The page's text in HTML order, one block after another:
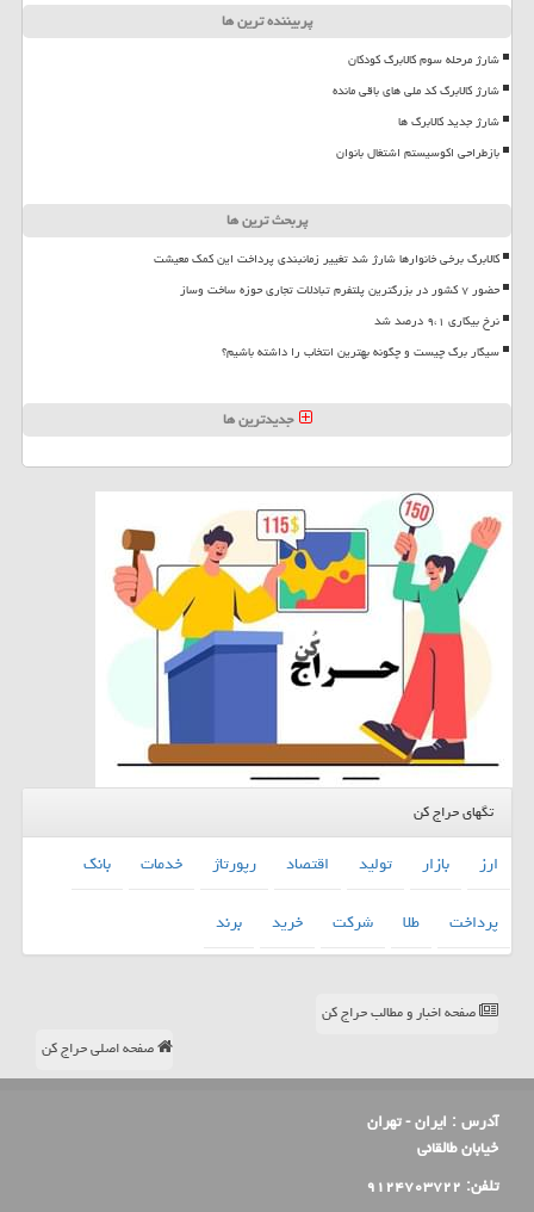
پربیننده ترین ها
شارژ مرحله سوم کالابرگ کودکان
شارژ کالابرگ کد ملی های باقی مانده
شارژ جدید کالابرگ ها
بازطراحی اکوسیستم اشتغال بانوان
پربحث ترین ها
کالابرگ برخی خانوارها شارژ شد تغییر زمانبندی پرداخت این کمک معیشت
حضور ۷ کشور در بزرگترین پلتفرم تبادلات تجاری حوزه ساخت وساز
نرخ بیکاری ۹،۱ درصد شد
سیگار برگ چیست و چگونه بهترین انتخاب را داشته باشیم؟
جدیدترین ها
تگهای حراج کن
ارز بازار تولید اقتصاد رپورتاژ خدمات
بانك
پرداخت
طلا شركت خرید برند
صفحه اخبار و مطالب حراج کن
صفحه اصلی حراج کن
آدرس : ایران - تهران
خیابان طالقانی
تلفن: ۹۱۲۴۷۰۳۷۲۲